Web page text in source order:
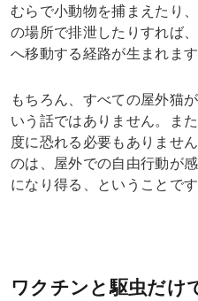
むらで小動物を捕まえたり
の場所で排泄したりすれば
へ移動する経路が生まれます
もちろん、すべての屋外猫
いう話ではありません。ま
度に恐れる必要もありませ
のは、屋外での自由行動が
になり得る、ということです
ワクチンと駆虫だけ